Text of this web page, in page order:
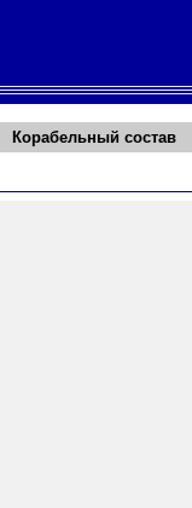
Корабельный состав